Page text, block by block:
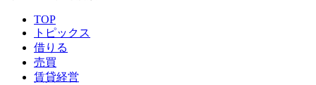
TOP
トピックス
借りる
売買
賃貸経営